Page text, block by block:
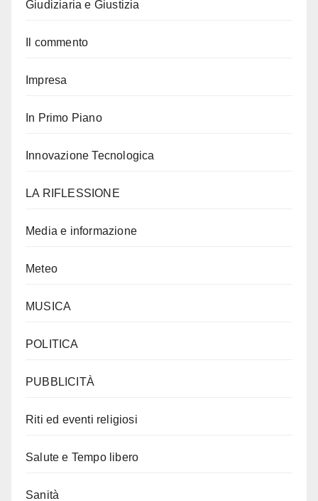
Giudiziaria e Giustizia
Il commento
Impresa
In Primo Piano
Innovazione Tecnologica
LA RIFLESSIONE
Media e informazione
Meteo
MUSICA
POLITICA
PUBBLICITÀ
Riti ed eventi religiosi
Salute e Tempo libero
Sanità